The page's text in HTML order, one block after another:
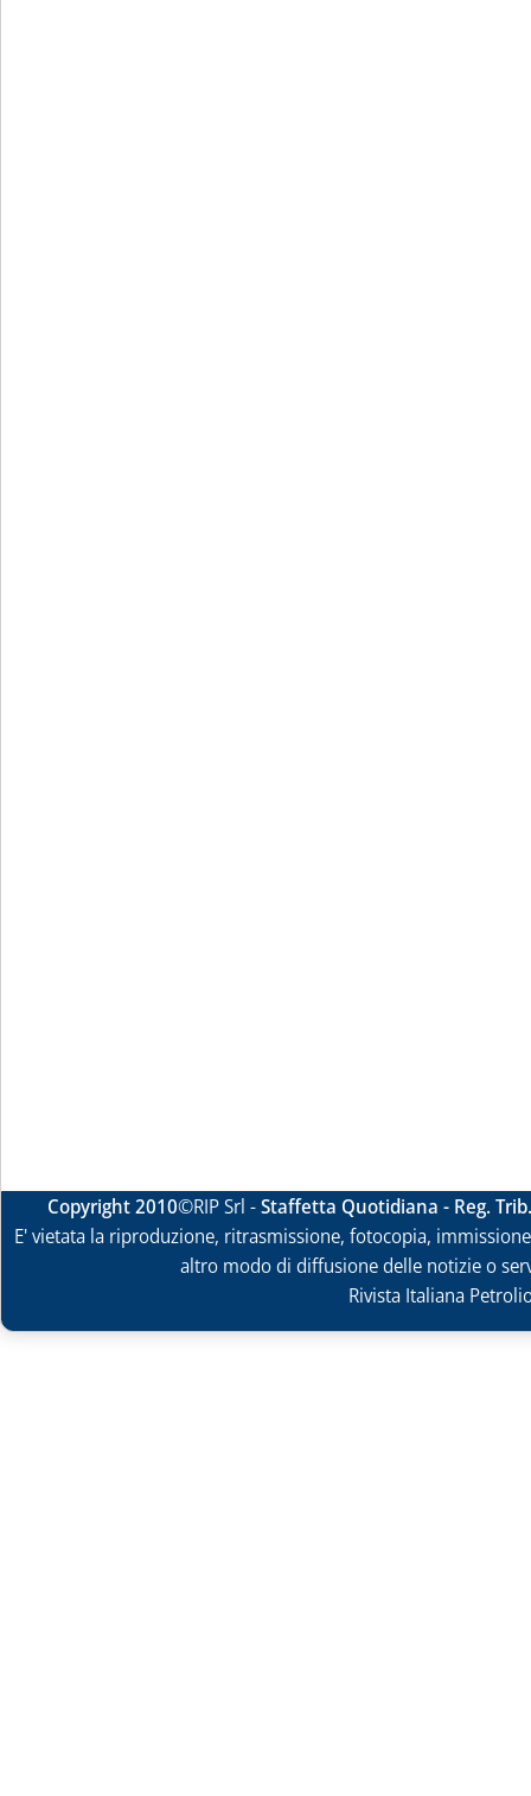
Copyright 2010©RIP Srl -Staffetta Quotidiana - Reg.
E' vietata la riproduzione, ritrasmissione, fotocopia,
altro modo di diffusione delle notizie o
Rivista Italiana